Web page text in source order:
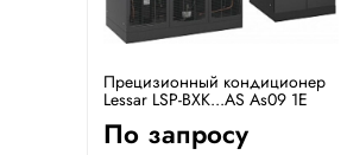
Прецизионный кондиционер
Lessar LSP-BXK...AS As09 1E
По запросу